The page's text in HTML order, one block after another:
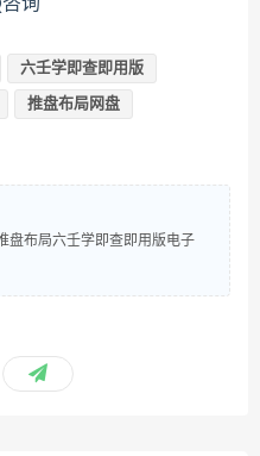
六壬学即查即用版
推盘布局网盘
盘布局六壬学即查即用版电子